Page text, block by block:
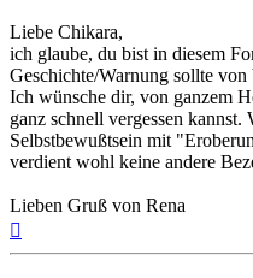
Liebe Chikara,
ich glaube, du bist in diesem
Geschichte/Warnung sollte
Ich wünsche dir, von ganzem
ganz schnell vergessen kannst.
Selbstbewußtsein mit
verdient wohl keine andere
Lieben Gruß von Rena